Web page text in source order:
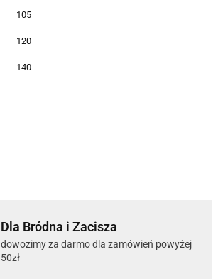
105
120
140
Dla Bródna i Zacisza
dowozimy za darmo dla zamówień powyżej
50zł